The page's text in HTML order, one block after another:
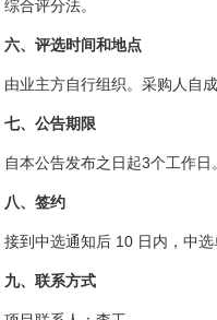
综合评分法。
六、评选时间和地点
由业主方自行组织。采购人自
七、公告期限
自本公告发布之日起3个工作日。
八、签约
接到中选通知后 10 日内，中
九、联系方式